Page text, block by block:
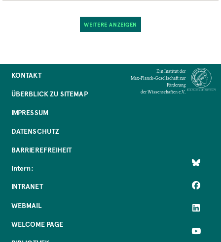
MEHR
WEITERE ANZEIGEN
KONTAKT
ÜBERBLICK ZU SITEMAP
IMPRESSUM
DATENSCHUTZ
BARRIEREFREIHEIT
Intern:
INTRANET
WEBMAIL
WELCOME PAGE
Ein Institut der
Max-Planck-Gesellschaft zur
Förderung
der Wissenschaften e.V.